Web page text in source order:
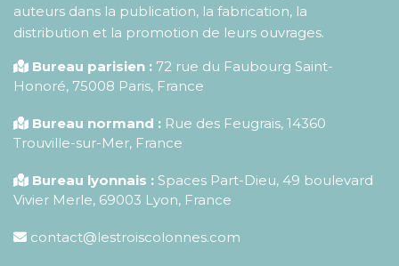
auteurs dans la publication, la fabrication, la
distribution et la promotion de leurs ouvrages.
Bureau parisien : 72 rue du Faubourg Saint-
Honoré, 75008 Paris, France
Bureau normand : Rue des Feugrais, 14360
Trouville-sur-Mer, France
Bureau lyonnais : Spaces Part-Dieu, 49 boulevard
Vivier Merle, 69003 Lyon, France
contact@lestroiscolonnes.com